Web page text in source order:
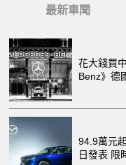
最新車聞
花大錢買
Benz》德
94.9萬元
日發表 限